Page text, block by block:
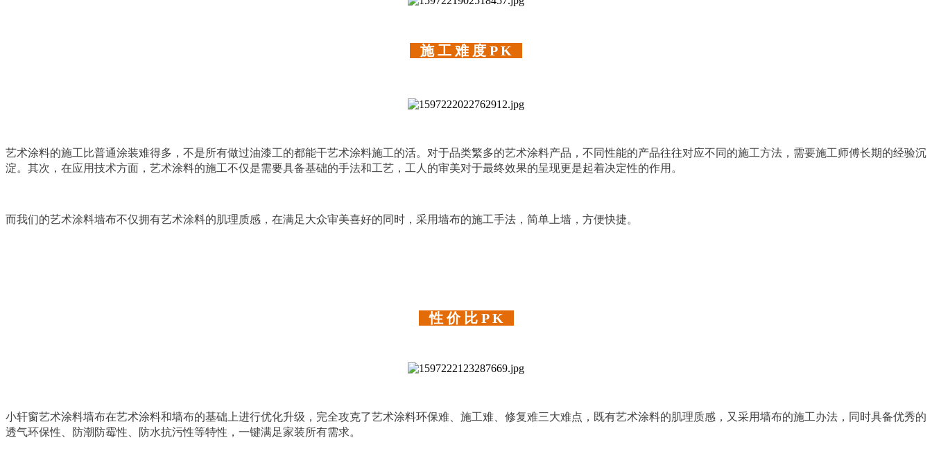
施 工 难 度 P K
艺术涂料的施工比普通涂装难得多，不是所有做过油漆工的都能干艺术涂料施工的活。对于品类繁多的艺术涂料产品，不同性能的产品往往对应不同的施工方法，需要施工师傅长期的经验沉
淀。其次，在应用技术方面，艺术涂料的施工不仅是需要具备基础的手法和工艺，工人的审美对于最终效果的呈现更是起着决定性的作用。
而我们的艺术涂料墙布不仅拥有艺术涂料的肌理质感，在满足大众审美喜好的同时，采用墙布的施工手法，简单上墙，方便快捷。
性 价 比 P K
小轩窗艺术涂料墙布在艺术涂料和墙布的基础上进行优化升级，完全攻克了艺术涂料环保难、施工难、修复难三大难点，既有艺术涂料的肌理质感，又采用墙布的施工办法，同时具备优秀的
透气环保性、防潮防霉性、防水抗污性等特性，一键满足家装所有需求。